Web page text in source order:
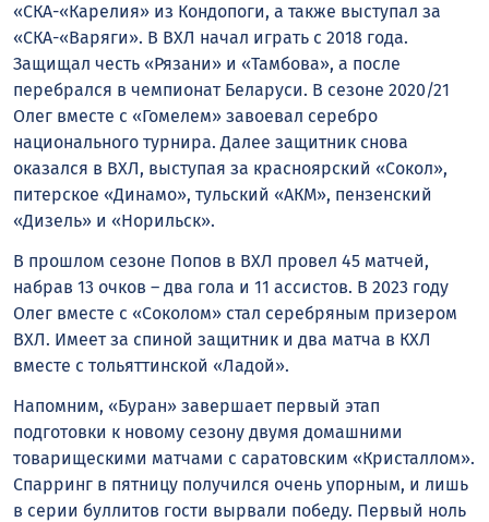
«СКА-«Карелия» из Кондопоги, а также выступал за
«СКА-«Варяги». В ВХЛ начал играть с 2018 года.
Защищал честь «Рязани» и «Тамбова», а после
перебрался в чемпионат Беларуси. В сезоне 2020/21
Олег вместе с «Гомелем» завоевал серебро
национального турнира. Далее защитник снова
оказался в ВХЛ, выступая за красноярский «Сокол»,
питерское «Динамо», тульский «АКМ», пензенский
«Дизель» и «Норильск».
В прошлом сезоне Попов в ВХЛ провел 45 матчей,
набрав 13 очков – два гола и 11 ассистов. В 2023 году
Олег вместе с «Соколом» стал серебряным призером
ВХЛ. Имеет за спиной защитник и два матча в КХЛ
вместе с тольяттинской «Ладой».
Напомним, «Буран» завершает первый этап
подготовки к новому сезону двумя домашними
товарищескими матчами с саратовским «Кристаллом».
Спарринг в пятницу получился очень упорным, и лишь
в серии буллитов гости вырвали победу. Первый ноль